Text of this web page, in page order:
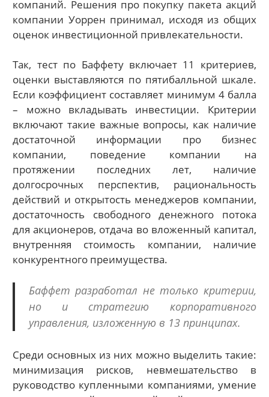
компаний. Решения про покупку пакета акций
компании Уоррен принимал, исходя из общих
оценок инвестиционной привлекательности.
Так, тест по Баффету включает 11 критериев,
оценки выставляются по пятибалльной шкале.
Если коэффициент составляет минимум 4 балла
– можно вкладывать инвестиции. Критерии
включают такие важные вопросы, как наличие
достаточной информации про бизнес
компании, поведение компании на
протяжении последних лет, наличие
долгосрочных перспектив, рациональность
действий и открытость менеджеров компании,
достаточность свободного денежного потока
для акционеров, отдача во вложенный капитал,
внутренняя стоимость компании, наличие
конкурентного преимущества.
Баффет разработал не только критерии,
но и стратегию корпоративного
управления, изложенную в 13 принципах.
Среди основных из них можно выделить такие:
минимизация рисков, невмешательство в
руководство купленными компаниями, умение